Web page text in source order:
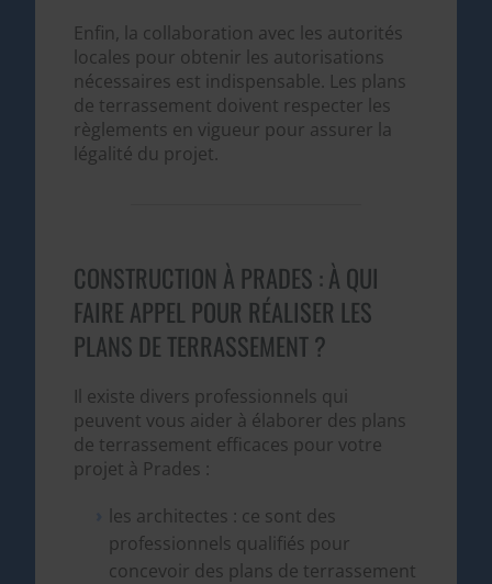
Enfin, la collaboration avec les autorités
locales pour obtenir les autorisations
nécessaires est indispensable. Les plans
de terrassement doivent respecter les
règlements en vigueur pour assurer la
légalité du projet.
CONSTRUCTION À PRADES : À QUI
FAIRE APPEL POUR RÉALISER LES
PLANS DE TERRASSEMENT ?
Il existe divers professionnels qui
peuvent vous aider à élaborer des plans
de terrassement efficaces pour votre
projet à Prades :
les architectes : ce sont des
professionnels qualifiés pour
concevoir des plans de terrassement